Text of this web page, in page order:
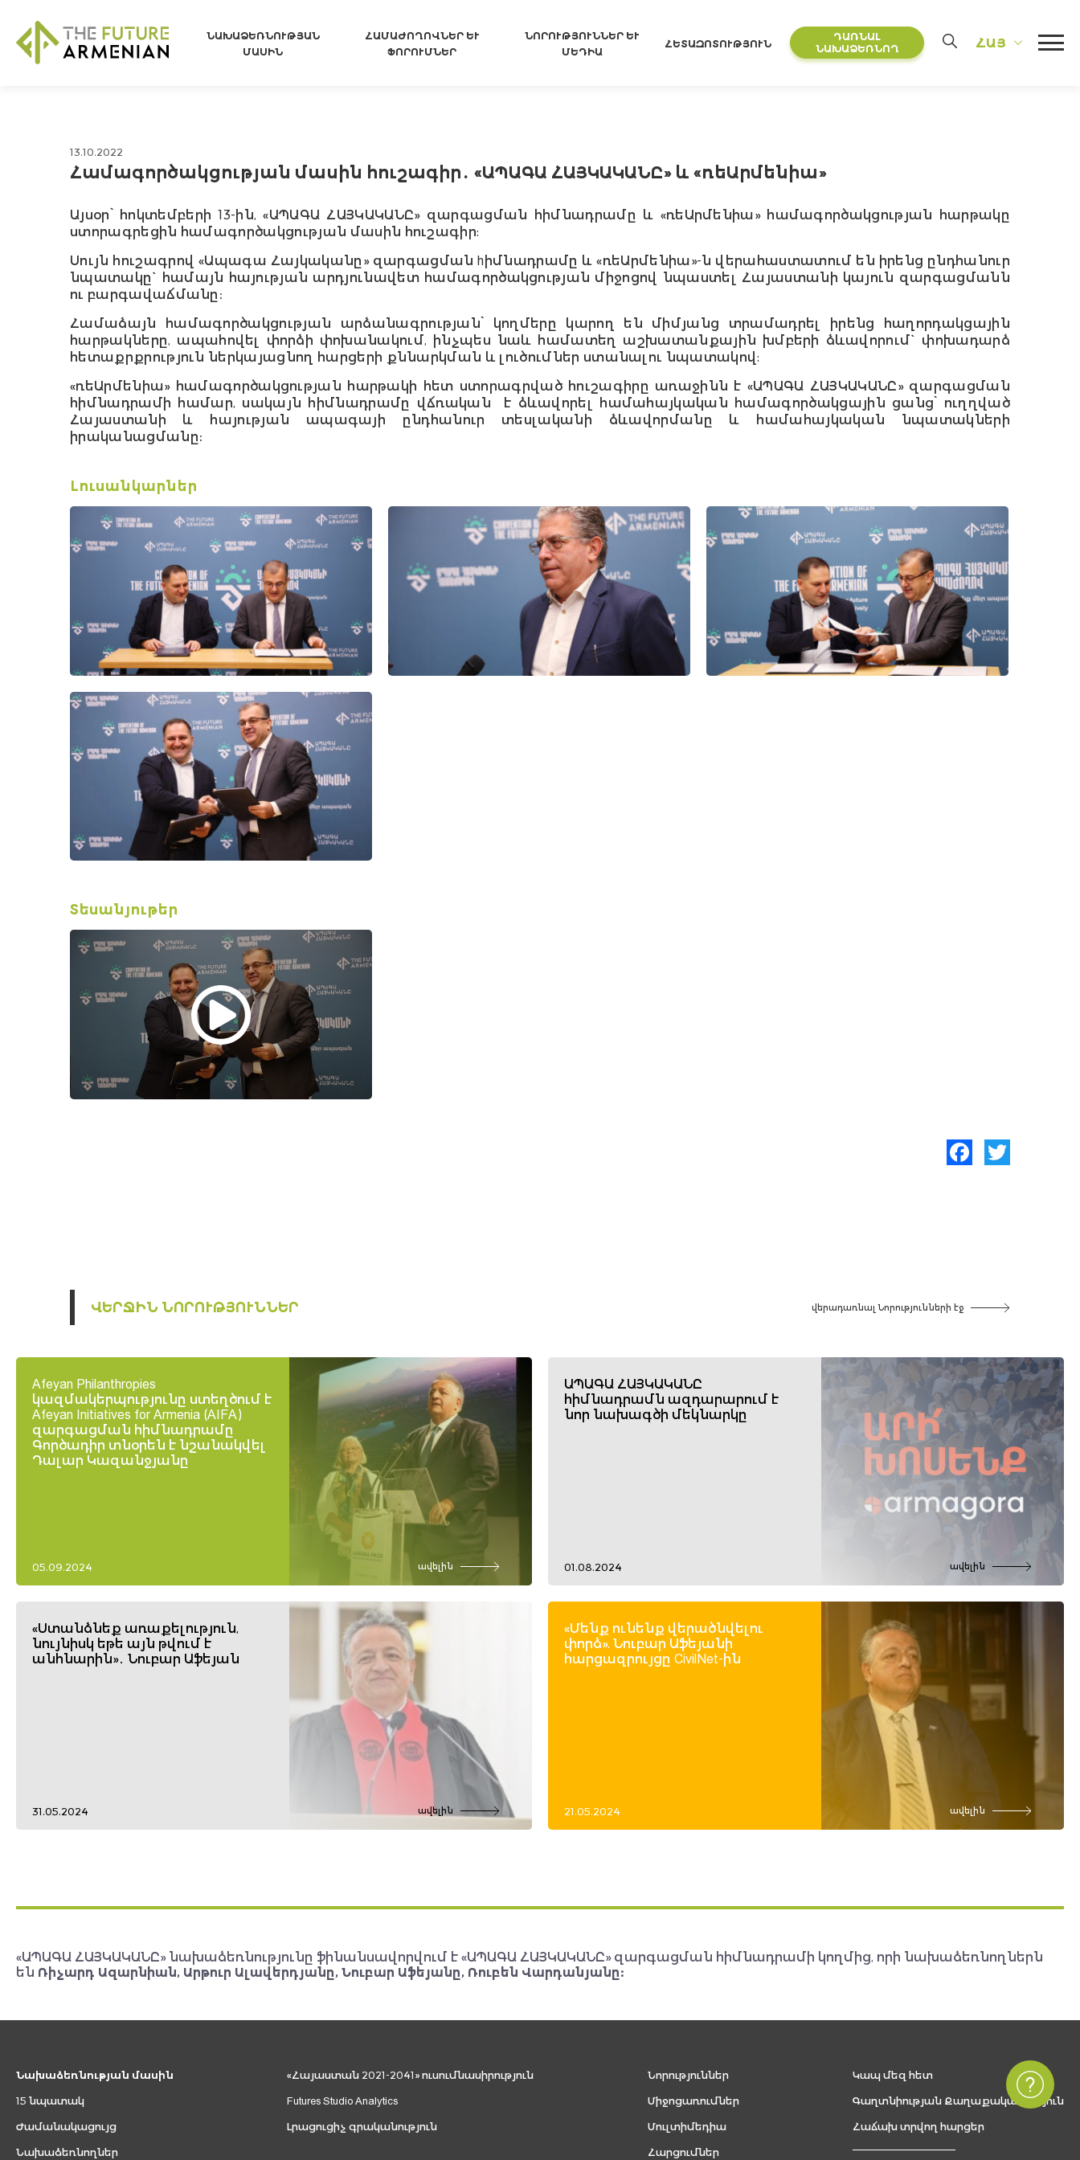
ՆԱԽԱՁԵՌՆՈՒԹՅԱՆ
ՄԱՍԻՆ
ՀԱՄԱԺՈՂՈՎՆԵՐ ԵՒ Ֆ
ՈՐՈՒՄՆԵՐ
ՆՈՐՈՒԹՅՈՒՆՆԵՐ ԵՒ Մ
ԵԴԻԱ
ՀԵՏԱԶՈՏՈՒԹՅՈՒՆ
ԴԱՌՆԱԼ
ՆԱԽԱՁԵՌՆՈՂ
ՀԱՅ
13.10.2022
Համագործակցության մասին հուշագիր․ «ԱՊԱԳԱ ՀԱՅԿԱԿԱՆԸ» և «ռեԱրմենիա»
Այսօր՝ հոկտեմբերի 13-ին, «ԱՊԱԳԱ ՀԱՅԿԱԿԱՆԸ» զարգացման հիմնադրամը և «ռեԱրմենիա» համագործակցության հարթակը
ստորագրեցին համագործակցության մասին հուշագիր:
Սույն հուշագրով «Ապագա Հայկականը» զարգացման hիմնադրամը և «ռեԱրմենիա»-ն վերահաստատում են իրենց ընդհանուր
նպատակը` համայն հայության արդյունավետ համագործակցության միջոցով նպաստել Հայաստանի կայուն զարգացմանն
ու բարգավաճմանը։
Համաձայն համագործակցության արձանագրության՝ կողմերը կարող են միմյանց տրամադրել իրենց հաղորդակցային
հարթակները, ապահովել փորձի փոխանակում, ինչպես նաև համատեղ աշխատանքային խմբերի ձևավորում` փոխադարձ
հետաքրքրություն ներկայացնող հարցերի քննարկման և լուծումներ ստանալու նպատակով:
«ռեԱրմենիա» համագործակցության հարթակի հետ ստորագրված հուշագիրը առաջինն է «ԱՊԱԳԱ ՀԱՅԿԱԿԱՆԸ» զարգացման
հիմնադրամի համար, սակայն հիմնադրամը վճռական է ձևավորել համահայկական համագործակցային ցանց՝ ուղղված
Հայաստանի և հայության ապագայի ընդհանուր տեսլականի ձևավորմանը և համահայկական նպատակների
իրականացմանը։
Լուսանկարներ
Տեսանյութեր
ՎԵՐՋԻՆ ՆՈՐՈՒԹՅՈՒՆՆԵՐ վերադառնալ Նորությունների էջ
Afeyan Philanthropies
կազմակերպությունը ստեղծում է
Afeyan Initiatives for Armenia (AIFA)
զարգացման հիմնադրամը
Գործադիր տնօրեն է նշանակվել
Դալար Կազանջյանը
05.09.2024 ավելին
ԱՊԱԳԱ ՀԱՅԿԱԿԱՆԸ
հիմնադրամն ազդարարում է
նոր նախագծի մեկնարկը
01.08.2024 ավելին
«Ստանձնեք առաքելություն,
նույնիսկ եթե այն թվում է
անհնարին»․ Նուբար Աֆեյան
31.05.2024 ավելին
«Մենք ունենք վերածնվելու
փորձ». Նուբար Աֆեյանի
հարցազրույցը CivilNet-ին
21.05.2024 ավելին
«ԱՊԱԳԱ ՀԱՅԿԱԿԱՆԸ» նախաձեռնությունը ֆինանսավորվում է «ԱՊԱԳԱ ՀԱՅԿԱԿԱՆԸ» զարգացման հիմնադրամի կողմից, որի նախաձեռնողներն
են Ռիչարդ Ազարնիան, Արթուր Ալավերդյանը, Նուբար Աֆեյանը, Ռուբեն Վարդանյանը:
Նախաձեռնության մասին
15 նպատակ
Ժամանակացույց
Նախաձեռնողներ
«Հայաստան 2021-2041» ուսումնասիրություն
Futures Studio Analytics
Լրացուցիչ գրականություն
Նորություններ
Միջոցառումներ
Մուլտիմեդիա
Հարցումներ
Կապ մեզ հետ
Գաղտնիության Քաղաքականություն
Հաճախ տրվող հարցեր